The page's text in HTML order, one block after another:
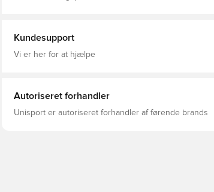
Kundesupport
Vi er her for at hjælpe
Autoriseret forhandler
Unisport er autoriseret forhandler af førende brands